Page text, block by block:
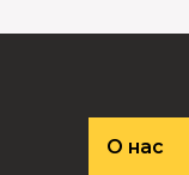
О нас